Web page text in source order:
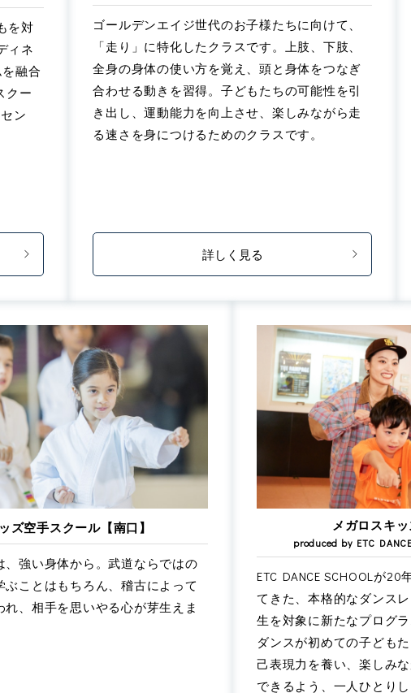
を対
ィネ
融合
クー
ン
ゴールデンエイジ世代のお子様たちに向けて、
「走り」に特化したクラスです。上肢、下肢、
全身の身体の使い方を覚え、頭と身体をつなぎ
合わせる動きを習得。子どもたちの可能性を引
き出し、運動能力を向上させ、楽しみながら走
る速さを身につけるためのクラスです。
詳しく見る
ズ空手スクール【南口】
、強い身体から。武道ならではの
ぶことはもちろん、稽古によって
れ、相手を思いやる心が芽生えま
メガロスキ
produced by ETC
ETC DANCE SCHOOLが
てきた、本格的なダンス
生を対象に新たなプログ
ダンスが初めての子ども
己表現力を養い、楽しみ
できるよう、一人ひとり